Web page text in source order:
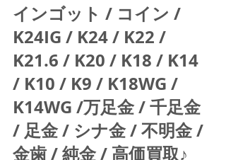
インゴット / コイン /
K24IG / K24 / K22 /
K21.6 / K20 / K18 / K14
/ K10 / K9 / K18WG /
K14WG /万足金 / 千足金
/ 足金 / シナ金 / 不明金 /
金歯 / 純金 / 高価買取♪